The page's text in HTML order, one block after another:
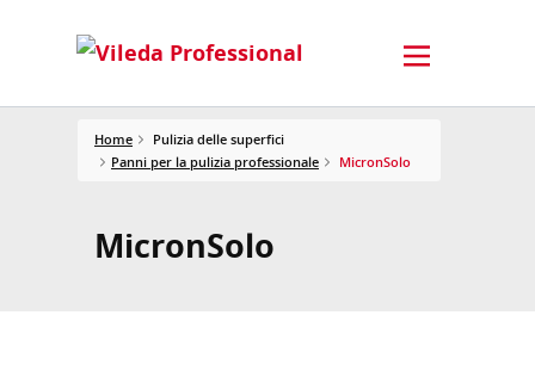
Home
Pulizia delle superfici
Panni per la pulizia professionale
MicronSolo
MicronSolo